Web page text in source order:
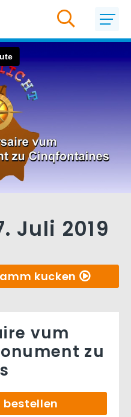
Juli 2019
kucken
vum
zu
bestellen